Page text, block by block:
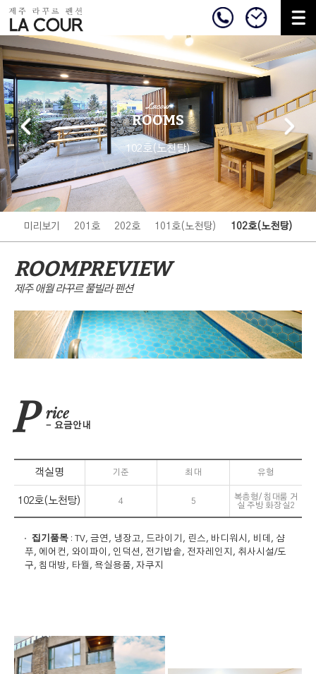
Lacour
ROOMS
102호(노천탕)
미리보기 201호 202호 101호(노천탕) 102호(노천탕)
ROOMPREVIEW
제주 애월 라꾸르 풀빌라 펜션
P rice
요금안내
객실명 기준 최대 유형
102호(노천탕) 4 5
복층형/ 침대룸 거
실 주방 화장실2
집기품목 : TV, 금연, 냉장고, 드라이기, 린스, 바디워시, 비데, 샴
푸, 에어컨, 와이파이, 인덕션, 전기밥솥, 전자레인지, 취사시설/도
구, 침대방, 타월, 욕실용품, 자쿠지